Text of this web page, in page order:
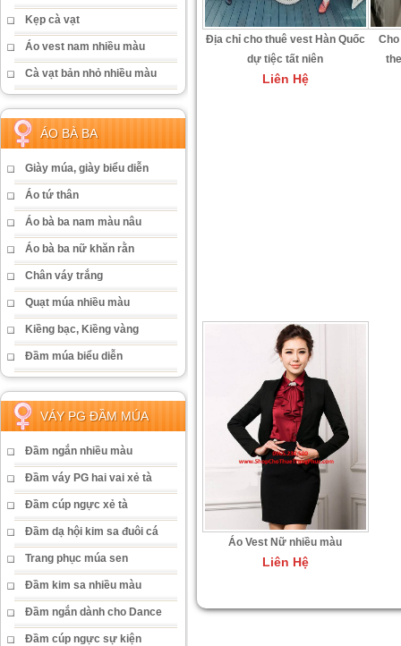
Kẹp cà vạt
Áo vest nam nhiều màu
Cà vạt bản nhỏ nhiều màu
ÁO BÀ BA
Giày múa, giày biểu diễn
Áo tứ thân
Áo bà ba nam màu nâu
Áo bà ba nữ khăn rằn
Chân váy trắng
Quạt múa nhiều màu
Kiềng bạc, Kiềng vàng
Đầm múa biểu diễn
VÁY PG ĐẦM MÚA
Đầm ngắn nhiều màu
Đầm váy PG hai vai xẻ tà
Đầm cúp ngực xẻ tà
Đầm dạ hội kim sa đuôi cá
Trang phục múa sen
Đầm kim sa nhiều màu
Đầm ngắn dành cho Dance
Đầm cúp ngực sự kiện
Địa chỉ cho thuê vest Hàn Quốc
dự tiệc tất niên
Liên Hệ
Áo Vest Nữ nhiều màu
Liên Hệ